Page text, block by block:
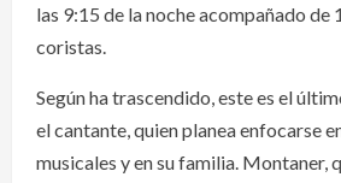
las 9:15 de la noche acompañado de
coristas.
Según ha trascendido, este es el
el cantante, quien planea enfocarse
musicales y en su familia. Montaner,